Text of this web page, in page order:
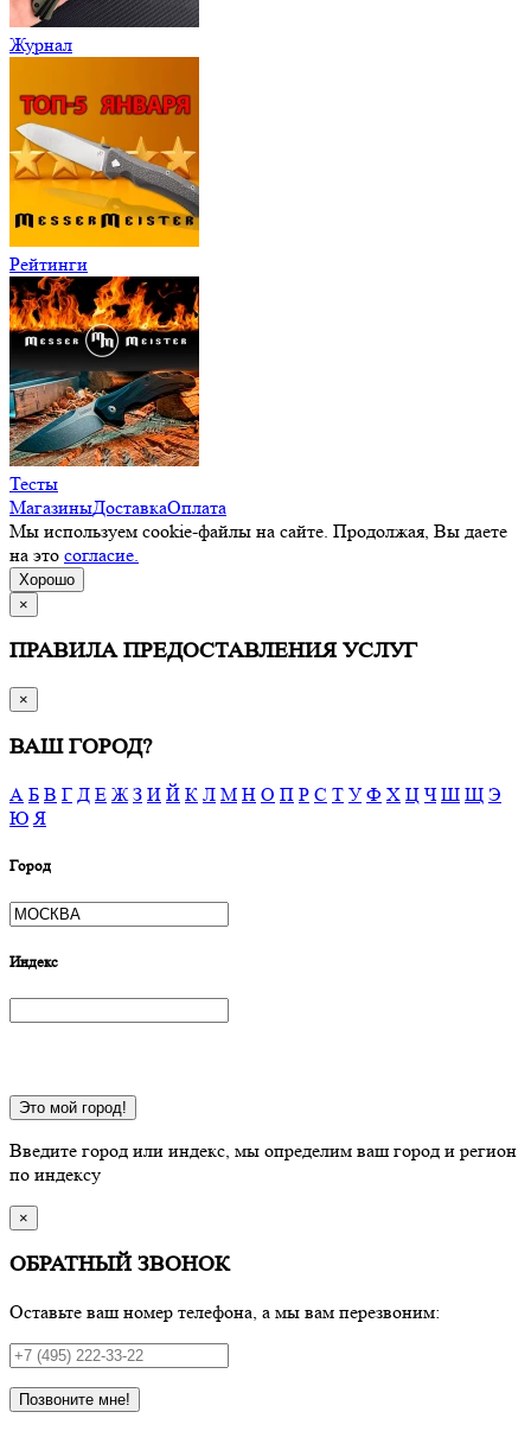
Журнал
Рейтинги
Тесты
МагазиныДоставкаОплата
Мы используем cookie-файлы на сайте. Продолжая, Вы даете
на это согласие.
Хорошо
×
ПРАВИЛА ПРЕДОСТАВЛЕНИЯ УСЛУГ
×
ВАШ ГОРОД?
А Б В Г Д Е Ж З И Й К Л М Н О П Р С Т У Ф Х Ц Ч Ш Щ Э
Ю Я
Город
Индекс
Это мой город!
Введите город или индекс, мы определим ваш город и регион
по индексу
×
ОБРАТНЫЙ ЗВОНОК
Оставьте ваш номер телефона, а мы вам перезвоним:
Позвоните мне!